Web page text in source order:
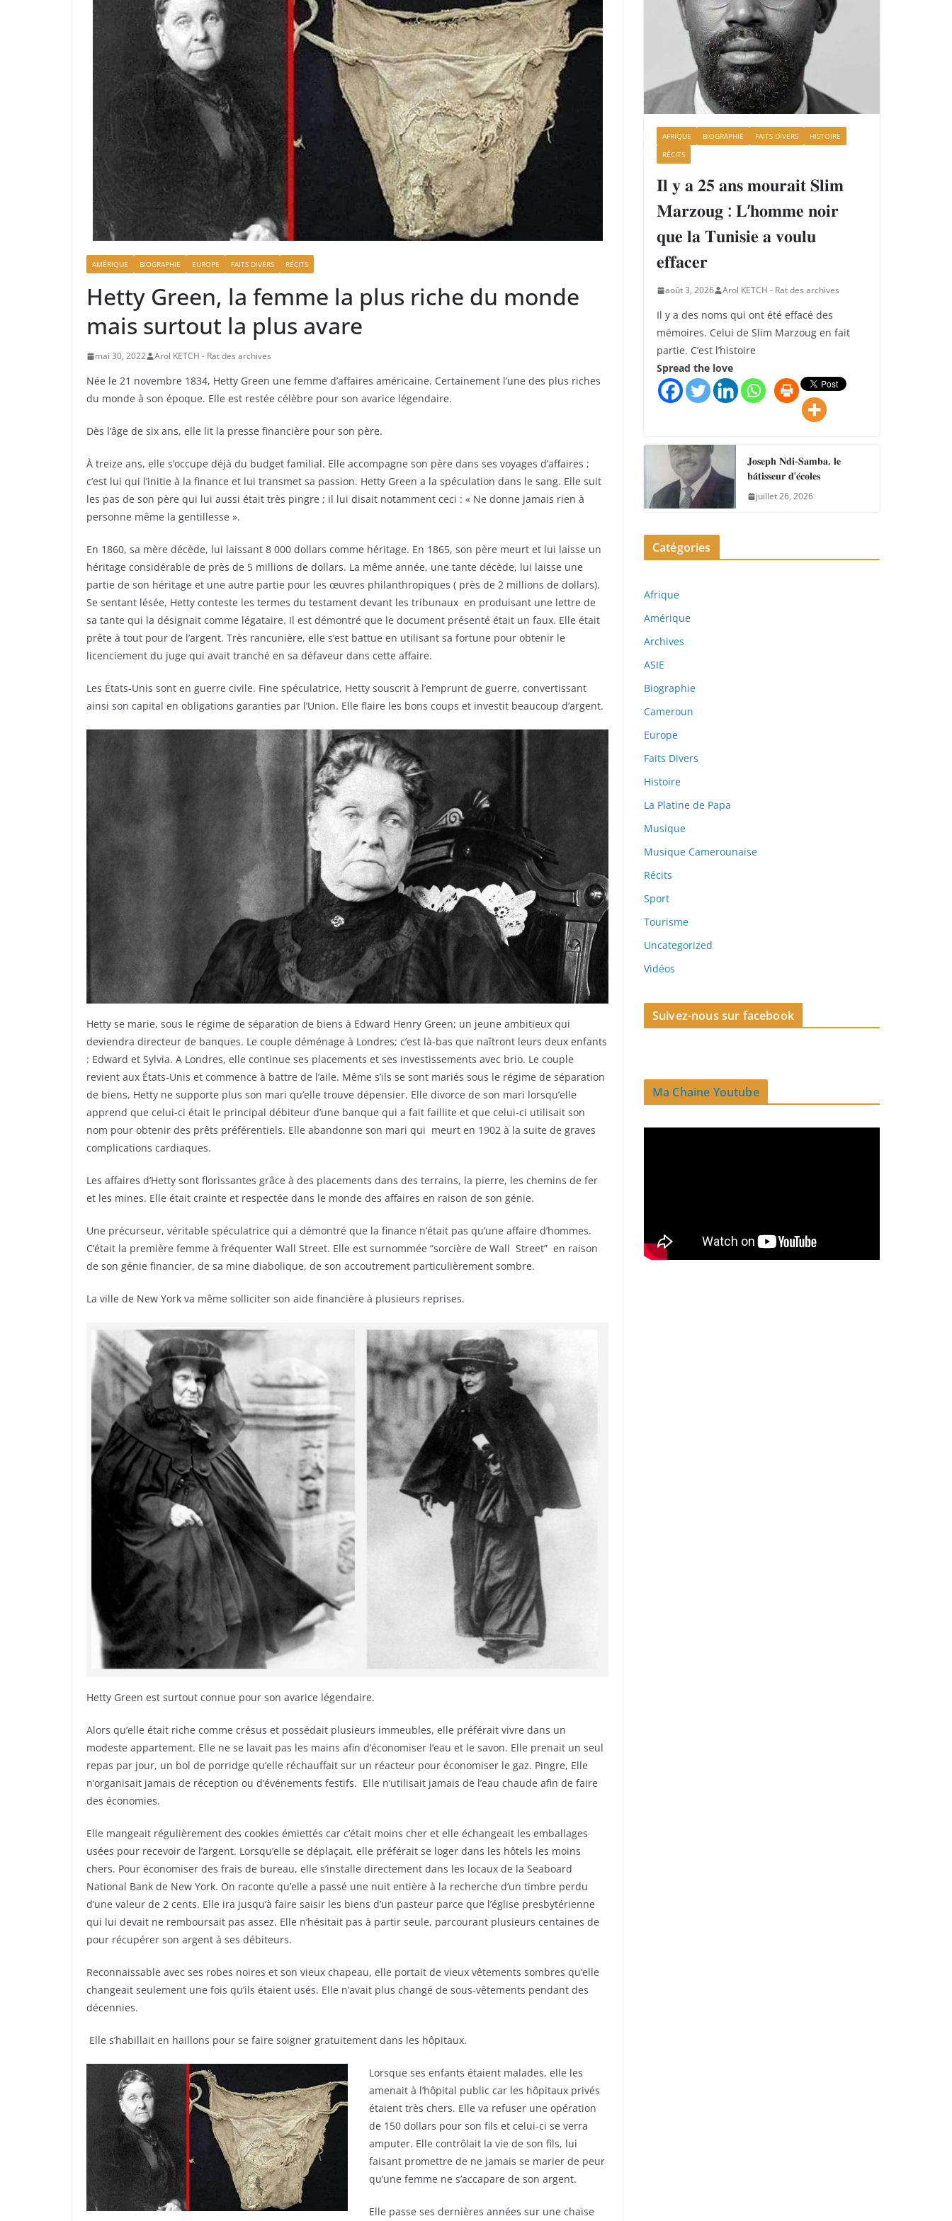
AMÉRIQUE BIOGRAPHIE EUROPE FAITS DIVERS RÉCITS
Hetty Green, la femme la plus riche du monde
mais surtout la plus avare
mai 30, 2022 Arol KETCH - Rat des archives
Née le 21 novembre 1834, Hetty Green une femme d’affaires américaine. Certainement l’une des plus riches
du monde à son époque. Elle est restée célèbre pour son avarice légendaire.
Dès l’âge de six ans, elle lit la presse financière pour son père.
À treize ans, elle s’occupe déjà du budget familial. Elle accompagne son père dans ses voyages d’affaires ;
c’est lui qui l’initie à la finance et lui transmet sa passion. Hetty Green a la spéculation dans le sang. Elle suit
les pas de son père qui lui aussi était très pingre ; il lui disait notamment ceci : « Ne donne jamais rien à
personne même la gentillesse ».
En 1860, sa mère décède, lui laissant 8 000 dollars comme héritage. En 1865, son père meurt et lui laisse un
héritage considérable de près de 5 millions de dollars. La même année, une tante décède, lui laisse une
partie de son héritage et une autre partie pour les œuvres philanthropiques ( près de 2 millions de dollars).
Se sentant lésée, Hetty conteste les termes du testament devant les tribunaux en produisant une lettre de
sa tante qui la désignait comme légataire. Il est démontré que le document présenté était un faux. Elle était
prête à tout pour de l’argent. Très rancunière, elle s’est battue en utilisant sa fortune pour obtenir le
licenciement du juge qui avait tranché en sa défaveur dans cette affaire.
Les États-Unis sont en guerre civile. Fine spéculatrice, Hetty souscrit à l’emprunt de guerre, convertissant
ainsi son capital en obligations garanties par l’Union. Elle flaire les bons coups et investit beaucoup d’argent.
Hetty se marie, sous le régime de séparation de biens à Edward Henry Green; un jeune ambitieux qui
deviendra directeur de banques. Le couple déménage à Londres; c’est là-bas que naîtront leurs deux enfants
: Edward et Sylvia. A Londres, elle continue ses placements et ses investissements avec brio. Le couple
revient aux États-Unis et commence à battre de l’aile. Même s’ils se sont mariés sous le régime de séparation
de biens, Hetty ne supporte plus son mari qu’elle trouve dépensier. Elle divorce de son mari lorsqu’elle
apprend que celui-ci était le principal débiteur d’une banque qui a fait faillite et que celui-ci utilisait son
nom pour obtenir des prêts préférentiels. Elle abandonne son mari qui meurt en 1902 à la suite de graves
complications cardiaques.
Les affaires d’Hetty sont florissantes grâce à des placements dans des terrains, la pierre, les chemins de fer
et les mines. Elle était crainte et respectée dans le monde des affaires en raison de son génie.
Une précurseur, véritable spéculatrice qui a démontré que la finance n’était pas qu’une affaire d’hommes.
C’était la première femme à fréquenter Wall Street. Elle est surnommée “sorcière de Wall Street” en raison
de son génie financier, de sa mine diabolique, de son accoutrement particulièrement sombre.
La ville de New York va même solliciter son aide financière à plusieurs reprises.
Hetty Green est surtout connue pour son avarice légendaire.
Alors qu’elle était riche comme crésus et possédait plusieurs immeubles, elle préférait vivre dans un
modeste appartement. Elle ne se lavait pas les mains afin d’économiser l’eau et le savon. Elle prenait un seul
repas par jour, un bol de porridge qu’elle réchauffait sur un réacteur pour économiser le gaz. Pingre, Elle
n’organisait jamais de réception ou d’événements festifs. Elle n’utilisait jamais de l’eau chaude afin de faire
des économies.
Elle mangeait régulièrement des cookies émiettés car c’était moins cher et elle échangeait les emballages
usées pour recevoir de l’argent. Lorsqu’elle se déplaçait, elle préférait se loger dans les hôtels les moins
chers. Pour économiser des frais de bureau, elle s’installe directement dans les locaux de la Seaboard
National Bank de New York. On raconte qu’elle a passé une nuit entière à la recherche d’un timbre perdu
d’une valeur de 2 cents. Elle ira jusqu’à faire saisir les biens d’un pasteur parce que l’église presbytérienne
qui lui devait ne remboursait pas assez. Elle n’hésitait pas à partir seule, parcourant plusieurs centaines de
pour récupérer son argent à ses débiteurs.
Reconnaissable avec ses robes noires et son vieux chapeau, elle portait de vieux vêtements sombres qu’elle
changeait seulement une fois qu’ils étaient usés. Elle n’avait plus changé de sous-vêtements pendant des
décennies.
Elle s’habillait en haillons pour se faire soigner gratuitement dans les hôpitaux.
Lorsque ses enfants étaient malades, elle les
amenait à l’hôpital public car les hôpitaux privés
étaient très chers. Elle va refuser une opération
de 150 dollars pour son fils et celui-ci se verra
amputer. Elle contrôlait la vie de son fils, lui
faisant promettre de ne jamais se marier de peur
qu’une femme ne s’accapare de son argent.
Elle passe ses dernières années sur une chaise
AFRIQUE BIOGRAPHIE FAITS DIVERS
HISTOIRE
RÉCITS
𝐈𝐥 𝐲 𝐚 𝟐𝟓 𝐚𝐧𝐬 𝐦𝐨𝐮𝐫𝐚𝐢𝐭 𝐒𝐥𝐢𝐦
𝐌𝐚𝐫𝐳𝐨𝐮𝐠 : 𝐋’𝐡𝐨𝐦𝐦𝐞 𝐧𝐨𝐢𝐫
𝐪𝐮𝐞 𝐥𝐚 𝐓𝐮𝐧𝐢𝐬𝐢𝐞 𝐚 𝐯𝐨𝐮𝐥𝐮
𝐞𝐟𝐟𝐚𝐜𝐞𝐫
août 3, 2026 Arol KETCH - Rat des archives
Il y a des noms qui ont été effacé des
mémoires. Celui de Slim Marzoug en fait
partie. C’est l’histoire
Spread the love
𝐉𝐨𝐬𝐞𝐩𝐡 𝐍𝐝𝐢-𝐒𝐚𝐦𝐛𝐚, 𝐥𝐞
𝐛𝐚̂𝐭𝐢𝐬𝐬𝐞𝐮𝐫 𝐝’𝐞́𝐜𝐨𝐥𝐞𝐬
juillet 26, 2026
Catégories
Afrique
Amérique
Archives
ASIE
Biographie
Cameroun
Europe
Faits Divers
Histoire
La Platine de Papa
Musique
Musique Camerounaise
Récits
Sport
Tourisme
Uncategorized
Vidéos
Suivez-nous sur facebook
Ma Chaine Youtube